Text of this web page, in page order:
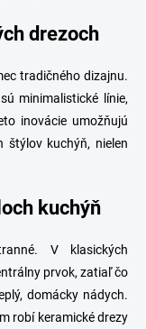
drezoch
tradičného dizajnu.
minimalistické línie,
inovácie umožňujú
štýlov kuchýň, nielen
kuchýň
V klasických
prvok, zatiaľ čo
domácky nádych.
robí keramické drezy